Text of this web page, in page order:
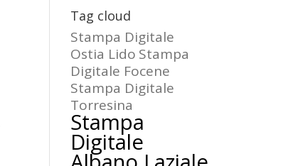
Tag cloud
Stampa Digitale
Ostia Lido Stampa
Digitale Focene
Stampa Digitale
Torresina
Stampa
Digitale